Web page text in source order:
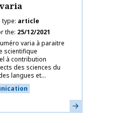
type article
the 25/12/2021
varia à paraitre
scientifique
à contribution
des sciences du
langues et...
Learn more